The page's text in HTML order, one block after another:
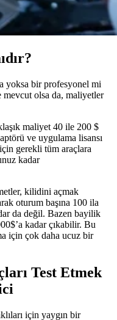
yoksa bir profesyonel mi
mevcut olsa da, maliyetler
maliyet 40 ile 200 $
ve uygulama lisansı
gerekli tüm araçlara
kadar
kilidini açmak
oturum başına 100 ila
da değil. Bazen bayilik
kadar çıkabilir. Bu
için çok daha ucuz bir
Test Etmek
için yaygın bir